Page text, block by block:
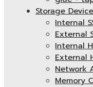
Storage
Internal
External
Internal
External
Network
Memory